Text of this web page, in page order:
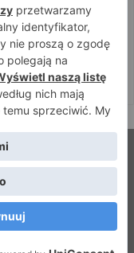
Bartosz Szachta
ranking! Na XTB
zastrzeżone |